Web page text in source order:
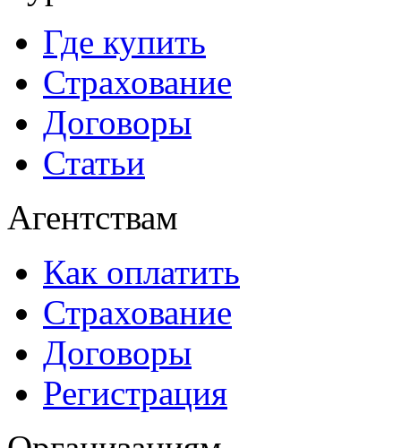
Где купить
Страхование
Договоры
Статьи
Агентствам
Как оплатить
Страхование
Договоры
Регистрация